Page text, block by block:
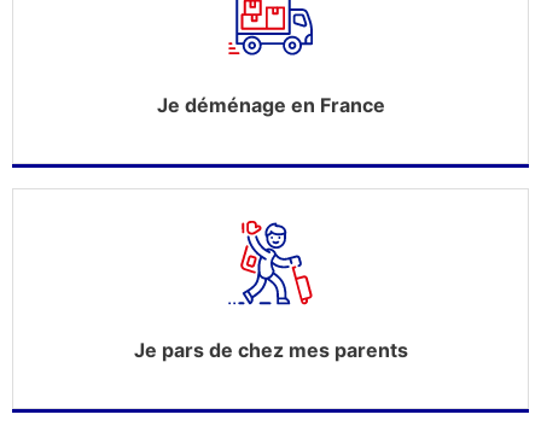
Je déménage en France
Je pars de chez mes parents